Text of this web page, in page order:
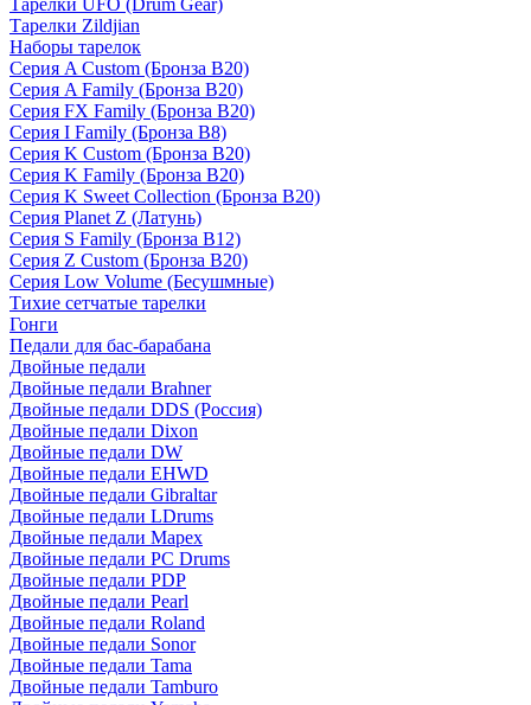
Тарелки UFO (Drum Gear)
Тарелки Zildjian
Наборы тарелок
Серия A Custom (Бронза B20)
Серия A Family (Бронза B20)
Серия FX Family (Бронза B20)
Серия I Family (Бронза B8)
Серия K Custom (Бронза B20)
Серия K Family (Бронза B20)
Серия K Sweet Collection (Бронза B20)
Серия Planet Z (Латунь)
Серия S Family (Бронза B12)
Серия Z Custom (Бронза B20)
Серия Low Volume (Бесушмные)
Тихие сетчатые тарелки
Гонги
Педали для бас-барабана
Двойные педали
Двойные педали Brahner
Двойные педали DDS (Россия)
Двойные педали Dixon
Двойные педали DW
Двойные педали EHWD
Двойные педали Gibraltar
Двойные педали LDrums
Двойные педали Mapex
Двойные педали PC Drums
Двойные педали PDP
Двойные педали Pearl
Двойные педали Roland
Двойные педали Sonor
Двойные педали Tama
Двойные педали Tamburo